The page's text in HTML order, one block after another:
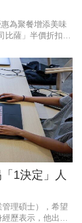
為聚餐增添美味
薩」半價折扣，
1決定」人
管理碩士），希望
歷表示，他出身